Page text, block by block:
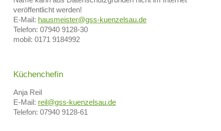
veröffentlicht werden!
E-Mail: hausmeister@gss-kuenzelsau.de
Telefon: 07940 9128-30
mobil: 0171 9184992
Küchenchefin
Anja Reil
E-Mail: reil@gss-kuenzelsau.de
Telefon: 07940 9128-61